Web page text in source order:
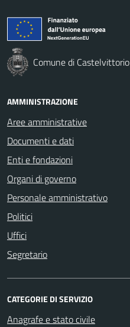
Comune di Castelvittorio
AMMINISTRAZIONE
Aree amministrative
Documenti e dati
Enti e fondazioni
Organi di governo
Personale amministrativo
Politici
Uffici
Segretario
CATEGORIE DI SERVIZIO
Anagrafe e stato civile